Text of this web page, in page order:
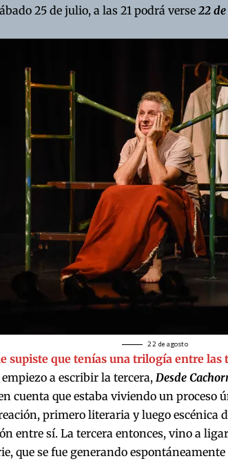
25 de julio, a las 21 podrá verse 22
22 de agosto
supiste que tenías una trilogía entre las
a escribir la tercera, Desde
cuenta que estaba viviendo un proceso
primero literaria y luego escénica
entre sí. La tercera entonces, vino a
que se fue generando